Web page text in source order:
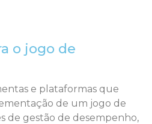
o jogo de
e plataformas que
de um jogo de
de gestão de desempenho,